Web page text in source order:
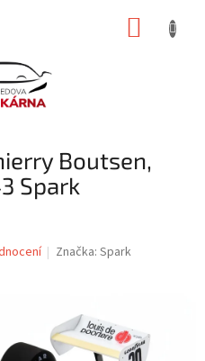
Boutsen,
Spark
Značka:Spark